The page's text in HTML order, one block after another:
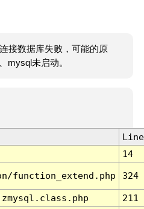
接数据库失败，可能的原
mysql未启动。
Line
14
function_extend.php 324
211